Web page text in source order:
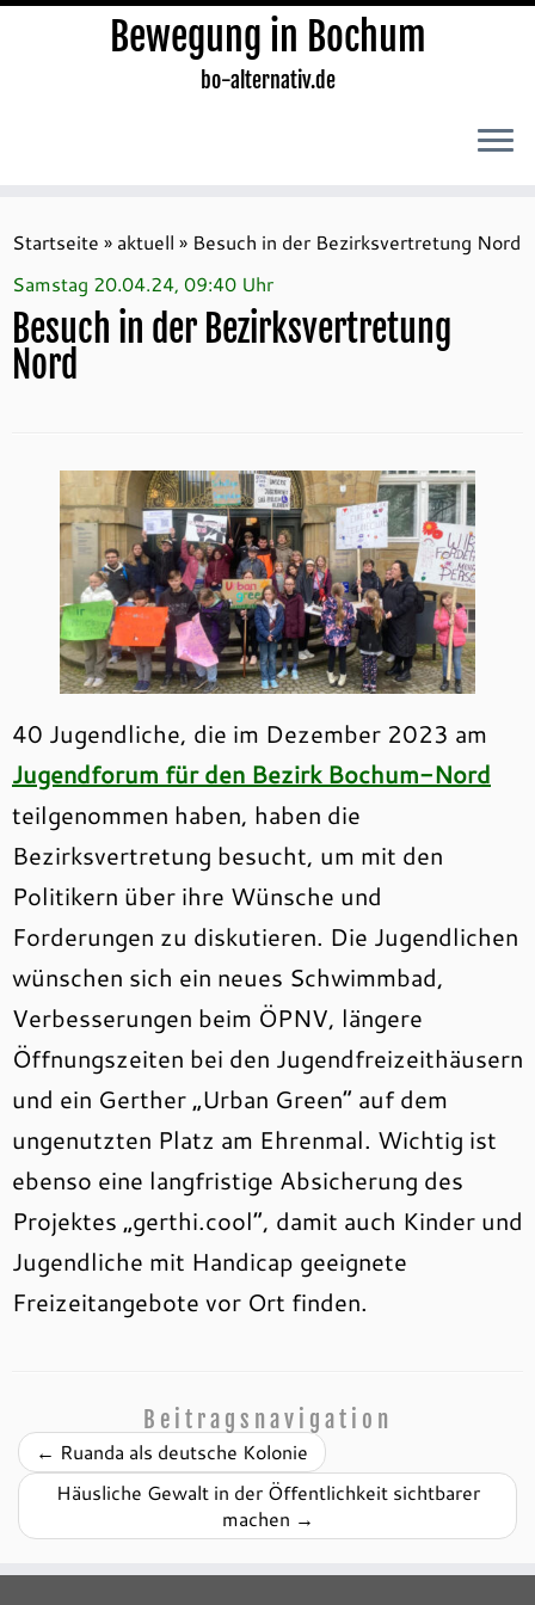
Inhalt
springen
Bewegung in Bochum
bo-alternativ.de
Startseite » aktuell » Besuch in der Bezirksvertretung Nord
Samstag 20.04.24, 09:40 Uhr
Besuch in der Bezirksvertretung
Nord
40 Jugendliche, die im Dezember 2023 am
Jugendforum für den Bezirk Bochum-Nord
teilgenommen haben, haben die
Bezirksvertretung besucht, um mit den
Politikern über ihre Wünsche und
Forderungen zu diskutieren. Die Jugendlichen
wünschen sich ein neues Schwimmbad,
Verbesserungen beim ÖPNV, längere
Öffnungszeiten bei den Jugendfreizeithäusern
und ein Gerther „Urban Green“ auf dem
ungenutzten Platz am Ehrenmal. Wichtig ist
ebenso eine langfristige Absicherung des
Projektes „gerthi.cool“, damit auch Kinder und
Jugendliche mit Handicap geeignete
Freizeitangebote vor Ort finden.
Beitragsnavigation
← Ruanda als deutsche Kolonie
Häusliche Gewalt in der Öffentlichkeit sichtbarer
machen →